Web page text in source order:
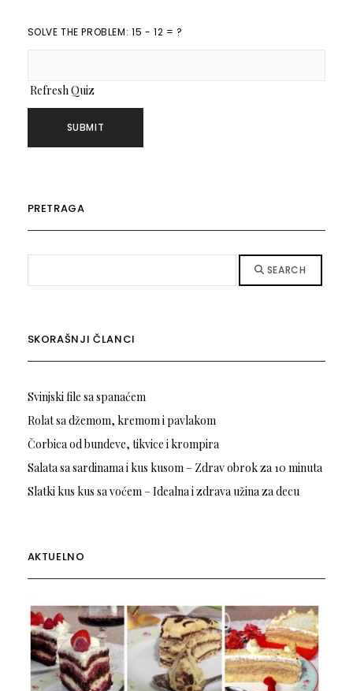
SOLVE THE PROBLEM: 15 - 12 = ?
Refresh Quiz
PRETRAGA
SEARCH
SKORAŠNJI ČLANCI
Svinjski file sa spanaćem
Rolat sa džemom, kremom i pavlakom
Čorbica od bundeve, tikvice i krompira
Salata sa sardinama i kus kusom – Zdrav obrok za 10 minuta
Slatki kus kus sa voćem – Idealna i zdrava užina za decu
AKTUELNO